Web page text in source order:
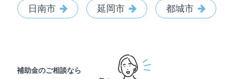
日南市 延岡市 都城市
補助金のご相談なら